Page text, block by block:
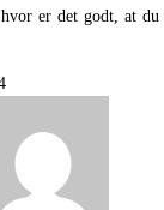
er det godt, at